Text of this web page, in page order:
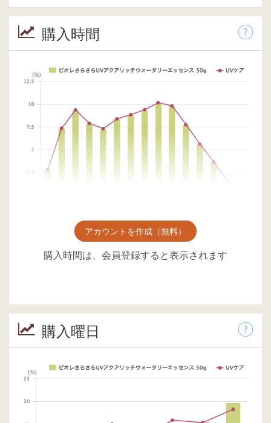
購入時間
アカウントを作成（無料）
購入時間は、会員登録すると表示されます
購入曜日